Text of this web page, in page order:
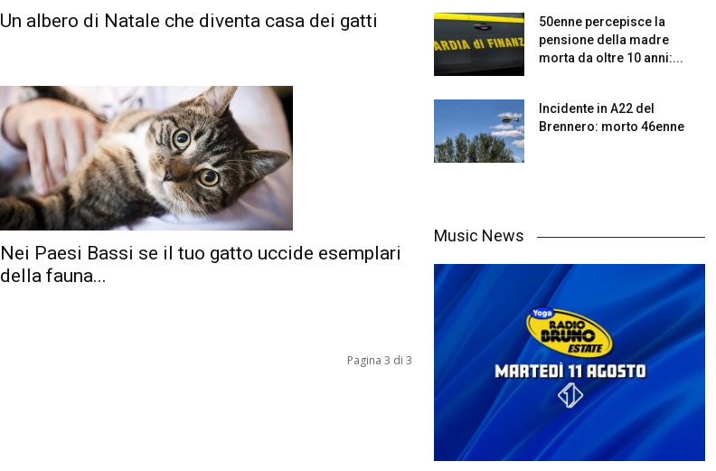
Un albero di Natale che diventa casa dei gatti
Nei Paesi Bassi se il tuo gatto uccide esemplari
della fauna...
Pagina 3 di 3
50enne percepisce la
pensione della madre
morta da oltre 10 anni:...
Incidente in A22 del
Brennero: morto 46enne
Music News